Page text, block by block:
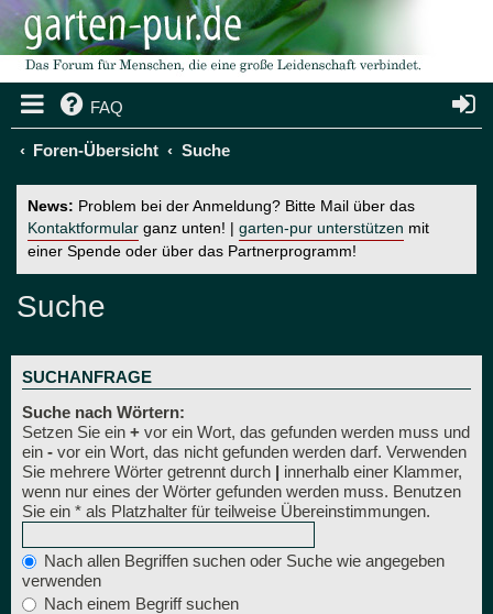
FAQ
Foren-Übersicht Suche
News: Problem bei der Anmeldung? Bitte Mail über das
Kontaktformular ganz unten! | garten-pur unterstützen mit
einer Spende oder über das Partnerprogramm!
Suche
SUCHANFRAGE
Suche nach Wörtern:
Setzen Sie ein + vor ein Wort, das gefunden werden muss und
ein - vor ein Wort, das nicht gefunden werden darf. Verwenden
Sie mehrere Wörter getrennt durch | innerhalb einer Klammer,
wenn nur eines der Wörter gefunden werden muss. Benutzen
Sie ein * als Platzhalter für teilweise Übereinstimmungen.
Nach allen Begriffen suchen oder Suche wie angegeben
verwenden
Nach einem Begriff suchen